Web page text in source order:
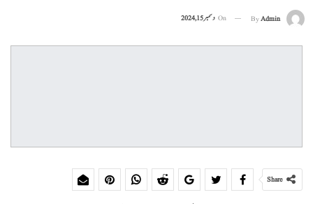
ByAdmin
On دسمبر 15, 2024
Share